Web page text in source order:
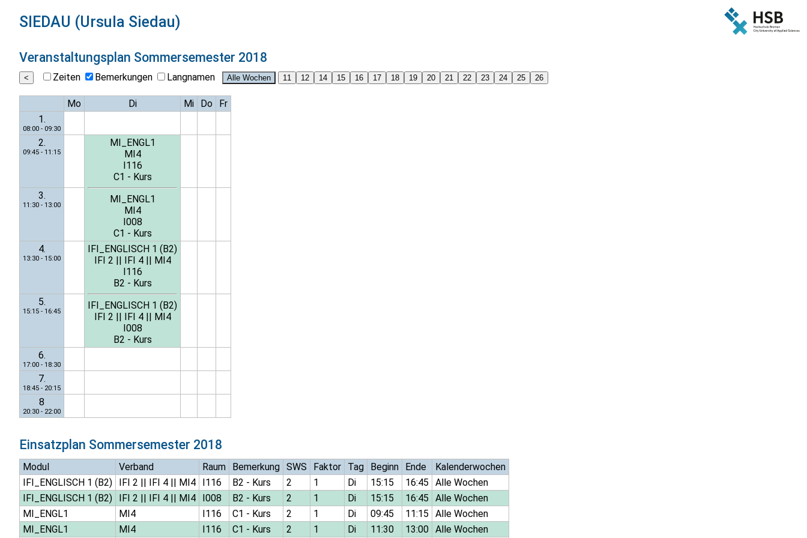
SIEDAU (Ursula Siedau)
Veranstaltungsplan Sommersemester 2018
Zeiten Bemerkungen Langnamen
Mo Di Mi Do
Fr
1.
08:00 - 09:30
2.
09:45 - 11:15
MI_ENGL1
MI4
I116
C1 - Kurs
MI_ENGL1
MI4
I008
C1 - Kurs
3.
11:30 - 13:00
4.
13:30 - 15:00
IFI_ENGLISCH 1 (B2)
IFI 2
IFI 4||
MI4
I116
B2 - Kurs
IFI_ENGLISCH 1 (B2)
IFI 2
IFI 4||
MI4
I008
B2 - Kurs
5.
15:15 - 16:45
6.
17:00 - 18:30
7.
18:45 - 20:15
8
20:30 - 22:00
Einsatzplan Sommersemester 2018
Modul Verband Raum Bemerkung SWS Faktor Tag Beginn Ende
Kalenderwochen
IFI_ENGLISCH 1 (B2)
IFI 2 || IFI 4|| MI4 I116 B2 - Kurs 2 1 Di 15:15 16:45
Alle Wochen
IFI_ENGLISCH 1 (B2)
IFI 2 || IFI 4|| MI4 I008 B2 - Kurs 2 1 Di 15:15 16:45
Alle Wochen
MI_ENGL1
MI4 I116 C1 - Kurs 2 1 Di 09:45 11:15
Alle Wochen
MI_ENGL1
MI4 I116 C1 - Kurs 2 1 Di 11:30 13:00 Alle Wochen